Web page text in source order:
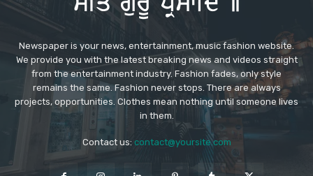
Newspaper is your news, entertainment, music fashion website.
We provide you with the latest breaking news and videos straight
from the entertainment industry. Fashion fades, only style
remains the same. Fashion never stops. There are always
projects, opportunities. Clothes mean nothing until someone lives
in them.
Contact us: contact@yoursite.com